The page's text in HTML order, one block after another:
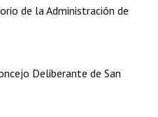
de la Administración de
Deliberante de San